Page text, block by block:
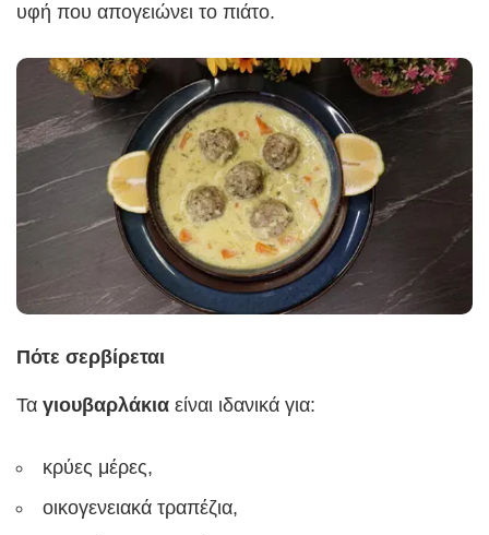
υφή που απογειώνει το πιάτο.
Πότε σερβίρεται
Τα γιουβαρλάκια είναι ιδανικά για:
κρύες μέρες,
οικογενειακά τραπέζια,